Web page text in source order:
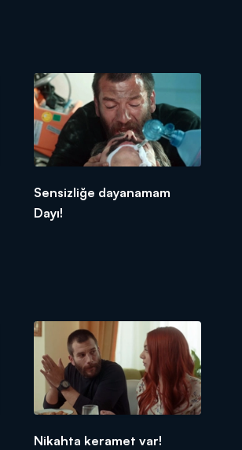
Sensizliğe dayanamam
Dayı!
Nikahta keramet var!